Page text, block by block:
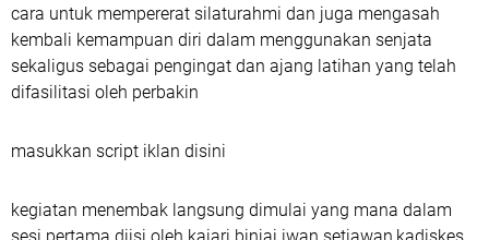
cara untuk mempererat silaturahmi dan juga mengasah
kembali kemampuan diri dalam menggunakan senjata
sekaligus sebagai pengingat dan ajang latihan yang telah
difasilitasi oleh perbakin
masukkan script iklan disini
kegiatan menembak langsung dimulai yang mana dalam